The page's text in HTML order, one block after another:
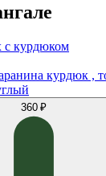
с курдюком
курдюк ,
360 ₽